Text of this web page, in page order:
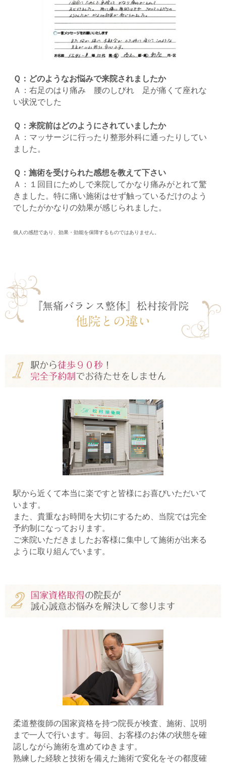
Ｑ：どのようなお悩みで来院されましたか
Ａ：右足のはり痛み 腰のしびれ 足が痛くて座れな
い状況でした
Ｑ：来院前はどのようにされていましたか
Ａ：マッサージに行ったり整形外科に通ったりしてい
ました。
Ｑ：施術を受けられた感想を教えて下さい
Ａ：１回目にためしで来院してかなり痛みがとれて驚
きました。特に痛い施術はせず触っているだけのよう
でしたがかなりの効果が感じられました。
個人の感想であり、効果・効能を保障するものではありません。
駅から近くて本当に楽ですと皆様にお喜びいただいて
います。
また、貴重なお時間を大切にするため、当院では完全
予約制になっております。
ご来院いただきましたお客様に集中して施術が出来る
ように取り組んでいます。
柔道整復師の国家資格を持つ院長が検査、施術、説明
まで一人で行います。毎回、お客様のお体の状態を確
認しながら施術を進めてゆきます。
熟練した経験と技術を備えた施術で変化をその都度確